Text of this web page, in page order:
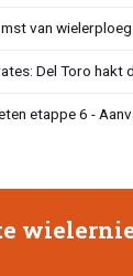
van
Del Toro
etappe 6 -